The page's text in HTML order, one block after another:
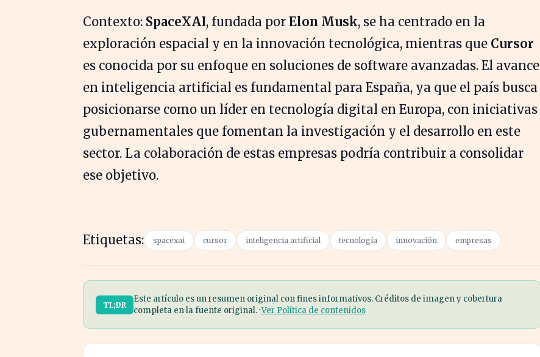
Contexto: SpaceXAI, fundada por Elon Musk, se ha centrado en la
exploración espacial y en la innovación tecnológica, mientras que Cursor
es conocida por su enfoque en soluciones de software avanzadas. El avance
en inteligencia artificial es fundamental para España, ya que el país busca
posicionarse como un líder en tecnología digital en Europa, con iniciativas
gubernamentales que fomentan la investigación y el desarrollo en este
sector. La colaboración de estas empresas podría contribuir a consolidar
ese objetivo.
Etiquetas: spacexai cursor inteligencia artificial tecnología innovación empresas
TL;DR
Este artículo es un resumen original con fines informativos. Créditos de imagen y cobertura
completa en la fuente original. ·Ver Política de contenidos